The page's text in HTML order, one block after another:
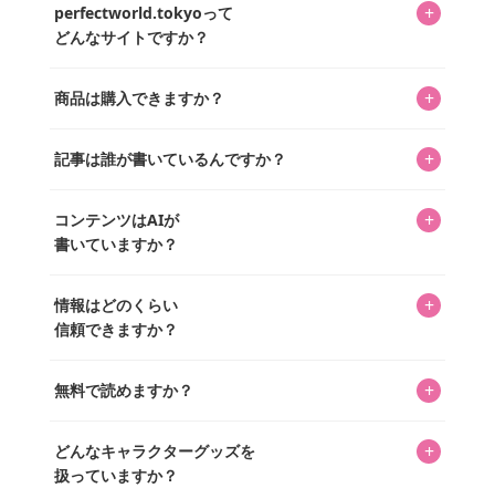
perfectworld.tokyoって
どんなサイトですか？
+
ってもらうニュースサイトです。運営はキャラグッズコレ
を中心に行われており、私たちは実際に40,000種のキャラグ
商品は購入できますか？ +
「perfectworld.shop」で、ほとんど全てのアイテムを購
があり、そこからジャンプできます。
記事は誰が書いているんですか？ +
ています。記事内の99%を超えるほぼすべての写真も、1枚
ずつ心を込めて自分たちで撮影したものです。さらに、10
ッズを収集し、月に1,000点の新商品を選定・購入する編集
長KOSが全記事を監修しています。
コンテンツはAIが
書いていますか？
+
書いています。AIは使用していません。編集長KOSが最終確
認を行い、手動で更新しています。
情報はどのくらい
信頼できますか？
+
いをお届けすることは保証します。なお、記事内に価格は
め、正確な情報をお伝えできないからです。
無料で読めますか？ +
どんなキャラクターグッズを
扱っていますか？
+